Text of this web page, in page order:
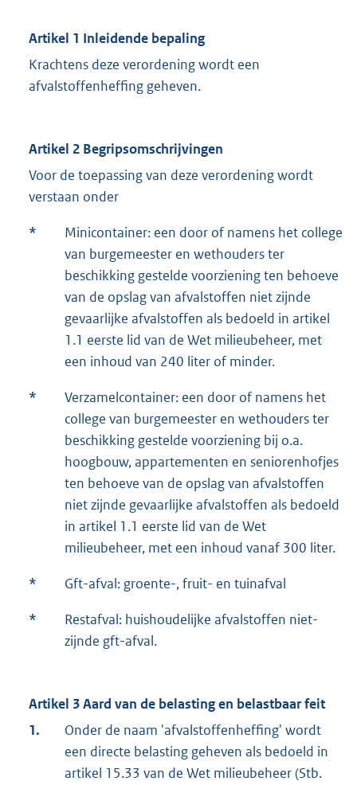
Artikel 1 Inleidende bepaling
Krachtens deze verordening wordt een
afvalstoffenheffing geheven.
Artikel 2 Begripsomschrijvingen
Voor de toepassing van deze verordening wordt
verstaan onder
*
Minicontainer: een door of namens het college
van burgemeester en wethouders ter
beschikking gestelde voorziening ten behoeve
van de opslag van afvalstoffen niet zijnde
gevaarlijke afvalstoffen als bedoeld in artikel
1.1 eerste lid van de Wet milieubeheer, met
een inhoud van 240 liter of minder.
*
Verzamelcontainer: een door of namens het
college van burgemeester en wethouders ter
beschikking gestelde voorziening bij o.a.
hoogbouw, appartementen en seniorenhofjes
ten behoeve van de opslag van afvalstoffen
niet zijnde gevaarlijke afvalstoffen als bedoeld
in artikel 1.1 eerste lid van de Wet
milieubeheer, met een inhoud vanaf 300 liter.
* Gft-afval: groente-, fruit- en tuinafval
*
Restafval: huishoudelijke afvalstoffen niet-
zijnde gft-afval.
Artikel 3 Aard van de belasting en belastbaar feit
1.
Onder de naam 'afvalstoffenheffing' wordt
een directe belasting geheven als bedoeld in
artikel 15.33 van de Wet milieubeheer (Stb.